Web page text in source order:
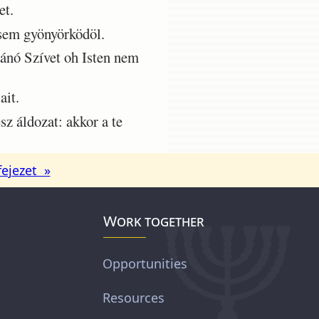
gyönyörködöl.
Szívet oh Isten nem
áldozat: akkor a te
»
Work together
Opportunities
Resources